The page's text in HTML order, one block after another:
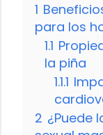
1
para los
1.1
la piña
1.1.1
2 ¿Puede